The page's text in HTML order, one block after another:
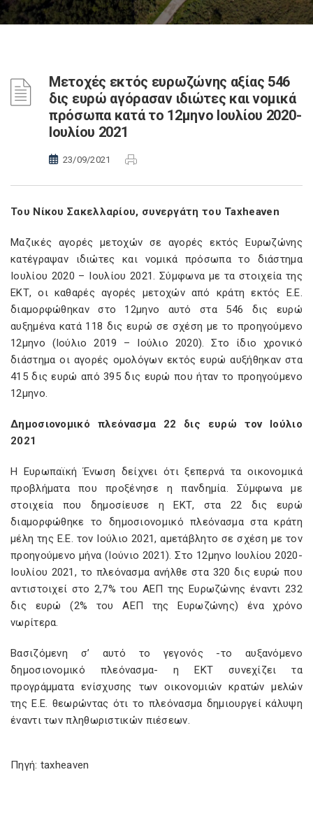
Μετοχές εκτός ευρωζώνης αξίας 546
δις ευρώ αγόρασαν ιδιώτες και νομικά
πρόσωπα κατά το 12μηνο Ιουλίου 2020-
Ιουλίου 2021
23/09/2021
Του Νίκου Σακελλαρίου, συνεργάτη του Taxheaven
Μαζικές αγορές μετοχών σε αγορές εκτός Ευρωζώνης
κατέγραψαν ιδιώτες και νομικά πρόσωπα το διάστημα
Ιουλίου 2020 – Ιουλίου 2021. Σύμφωνα με τα στοιχεία της
ΕΚΤ, οι καθαρές αγορές μετοχών από κράτη εκτός Ε.Ε.
διαμορφώθηκαν στο 12μηνο αυτό στα 546 δις ευρώ
αυξημένα κατά 118 δις ευρώ σε σχέση με το προηγούμενο
12μηνο (Ιούλιο 2019 – Ιούλιο 2020). Στο ίδιο χρονικό
διάστημα οι αγορές ομολόγων εκτός ευρώ αυξήθηκαν στα
415 δις ευρώ από 395 δις ευρώ που ήταν το προηγούμενο
12μηνο.
Δημοσιονομικό πλεόνασμα 22 δις ευρώ τον Ιούλιο
2021
Η Ευρωπαϊκή Ένωση δείχνει ότι ξεπερνά τα οικονομικά
προβλήματα που προξένησε η πανδημία. Σύμφωνα με
στοιχεία που δημοσίευσε η ΕΚΤ, στα 22 δις ευρώ
διαμορφώθηκε το δημοσιονομικό πλεόνασμα στα κράτη
μέλη της Ε.Ε. τον Ιούλιο 2021, αμετάβλητο σε σχέση με τον
προηγούμενο μήνα (Ιούνιο 2021). Στο 12μηνο Ιουλίου 2020-
Ιουλίου 2021, το πλεόνασμα ανήλθε στα 320 δις ευρώ που
αντιστοιχεί στο 2,7% του ΑΕΠ της Ευρωζώνης έναντι 232
δις ευρώ (2% του ΑΕΠ της Ευρωζώνης) ένα χρόνο
νωρίτερα.
Βασιζόμενη σ’ αυτό το γεγονός -το αυξανόμενο
δημοσιονομικό πλεόνασμα- η ΕΚΤ συνεχίζει τα
προγράμματα ενίσχυσης των οικονομιών κρατών μελών
της Ε.Ε. θεωρώντας ότι το πλεόνασμα δημιουργεί κάλυψη
έναντι των πληθωριστικών πιέσεων.
Πηγή: taxheaven